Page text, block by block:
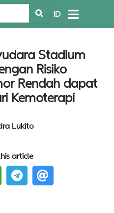
ID
Stadium
Risiko
Rendah dapat
Kemoterapi
Lukito
article